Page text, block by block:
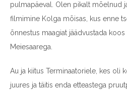
pulmapäeval. Olen pikalt mõelnud
filmimine Kolga mõisas, kus enne
õnnestus maagiat jäädvustada
Meiesaarega.
Au ja kiitus Terminaatoriele, kes oli
juures ja täitis enda etteastega